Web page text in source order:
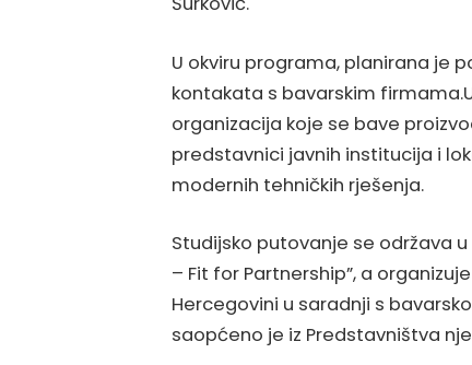
U okviru programa, planirana je
kontakata s bavarskim
organizacija koje se bave
predstavnici javnih institucija i
modernih tehničkih rješenja.
Studijsko putovanje se održava
– Fit for Partnership”, a
Hercegovini u saradnji s
saopćeno je iz Predstavništva